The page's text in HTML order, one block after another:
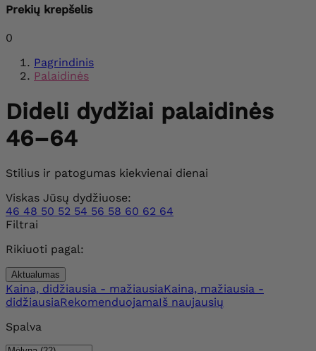
Prekių krepšelis
0
Pagrindinis
Palaidinės
Dideli dydžiai palaidinės
46–64
Stilius ir patogumas kiekvienai dienai
Viskas Jūsų dydžiuose:
46 48 50 52 54 56 58 60 62 64
Filtrai
Rikiuoti pagal:
Aktualumas
Kaina, didžiausia - mažiausiaKaina, mažiausia -
didžiausiaRekomenduojamaIš naujausių
Spalva